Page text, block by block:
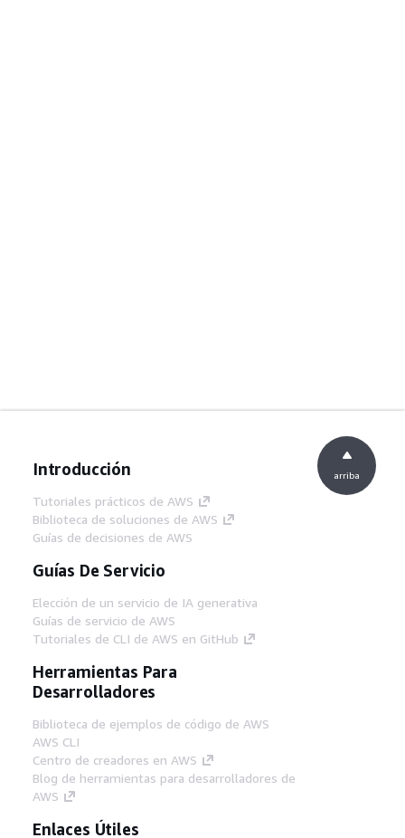
Introducción
Tutoriales prácticos de AWS
Biblioteca de soluciones de AWS
Guías de decisiones de AWS
Guías De Servicio
Elección de un servicio de IA generativa
Guías de servicio de AWS
Tutoriales de CLI de AWS en GitHub
Herramientas Para
Desarrolladores
Biblioteca de ejemplos de código de AWS
AWS CLI
Centro de creadores en AWS
Blog de herramientas para desarrolladores de
AWS
Enlaces Útiles
arriba